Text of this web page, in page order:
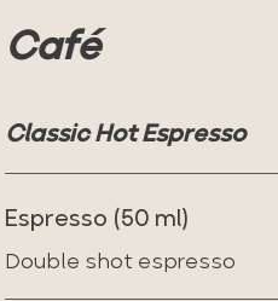
Café
Classic Hot Espresso
Espresso (50 ml)
Double shot espresso